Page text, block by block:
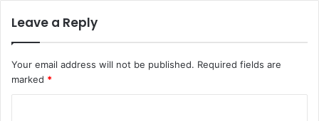
Leave a Reply
Your email address will not be published. Required fields are
marked *